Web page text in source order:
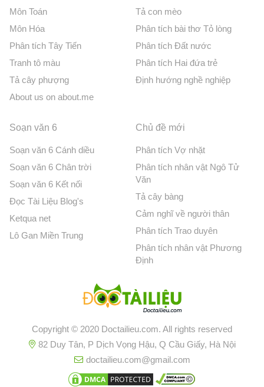
Môn Toán
Môn Hóa
Phân tích Tây Tiến
Tranh tô màu
Tả cây phượng
About us on about.me
Tả con mèo
Phân tích bài thơ Tỏ lòng
Phân tích Đất nước
Phân tích Hai đứa trẻ
Định hướng nghề nghiệp
Soạn văn 6
Soạn văn 6 Cánh diều
Soạn văn 6 Chân trời
Soạn văn 6 Kết nối
Đọc Tài Liệu Blog's
Ketqua net
Lô Gan Miền Trung
Chủ đề mới
Phân tích Vợ nhặt
Phân tích nhân vật Ngô Tử
Văn
Tả cây bàng
Cảm nghĩ về người thân
Phân tích Trao duyên
Phân tích nhân vật Phương
Định
Copyright © 2020 Doctailieu.com. All rights reserved
82 Duy Tân, P Dịch Vọng Hậu, Q Cầu Giấy, Hà Nội
doctailieu.com@gmail.com